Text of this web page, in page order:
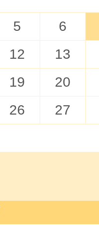
5
6
12
13
19
20
26
27